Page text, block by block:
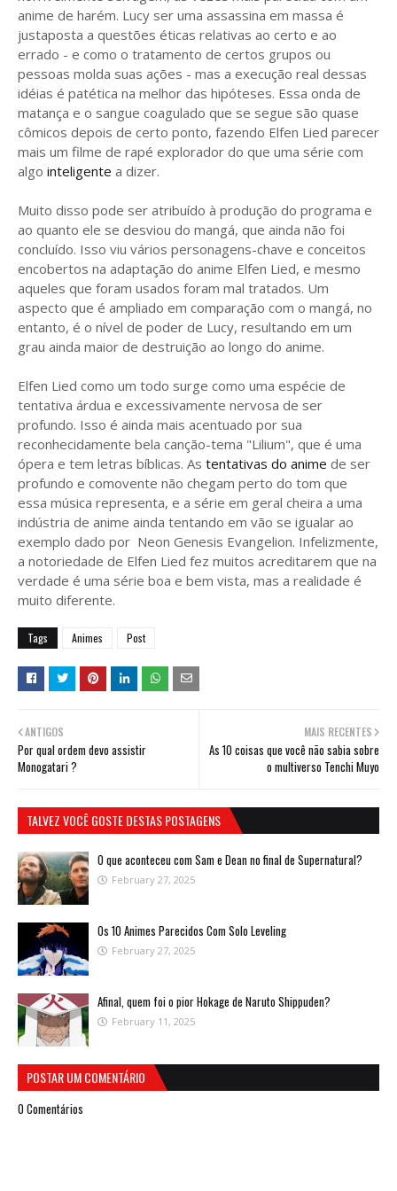
anime de harém. Lucy ser uma assassina em massa é
justaposta a questões éticas relativas ao certo e ao
errado - e como o tratamento de certos grupos ou
pessoas molda suas ações - mas a execução real dessas
idéias é patética na melhor das hipóteses. Essa onda de
matança e o sangue coagulado que se segue são quase
cômicos depois de certo ponto, fazendo Elfen Lied parecer
mais um filme de rapé explorador do que uma série com
algo inteligente a dizer.
Muito disso pode ser atribuído à produção do programa e
ao quanto ele se desviou do mangá, que ainda não foi
concluído. Isso viu vários personagens-chave e conceitos
encobertos na adaptação do anime Elfen Lied, e mesmo
aqueles que foram usados ​​foram mal tratados. Um
aspecto que é ampliado em comparação com o mangá, no
entanto, é o nível de poder de Lucy, resultando em um
grau ainda maior de destruição ao longo do anime.
Elfen Lied como um todo surge como uma espécie de
tentativa árdua e excessivamente nervosa de ser
profundo. Isso é ainda mais acentuado por sua
reconhecidamente bela canção-tema "Lilium", que é uma
ópera e tem letras bíblicas. As tentativas do anime de ser
profundo e comovente não chegam perto do tom que
essa música representa, e a série em geral cheira a uma
indústria de anime ainda tentando em vão se igualar ao
exemplo dado por Neon Genesis Evangelion. Infelizmente,
a notoriedade de Elfen Lied fez muitos acreditarem que na
verdade é uma série boa e bem vista, mas a realidade é
muito diferente.
Tags Animes Post
MAIS RECENTES
As 10 coisas que você não sabia sobre
o multiverso Tenchi Muyo
ANTIGOS
Por qual ordem devo assistir
Monogatari ?
TALVEZ VOCÊ GOSTE DESTAS POSTAGENS
O que aconteceu com Sam e Dean no final de Supernatural?
February 27, 2025
Os 10 Animes Parecidos Com Solo Leveling
February 27, 2025
Afinal, quem foi o pior Hokage de Naruto Shippuden?
February 11, 2025
POSTAR UM COMENTÁRIO
0 Comentários